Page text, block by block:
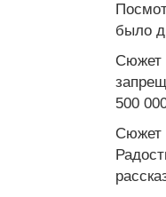
было
Сюжет
500
Сюжет